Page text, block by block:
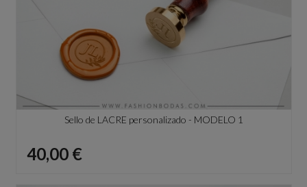
Sello de LACRE personalizado - MODELO 1
Precio
40,00 €